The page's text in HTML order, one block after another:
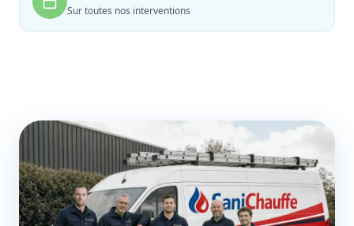
Sur toutes nos interventions